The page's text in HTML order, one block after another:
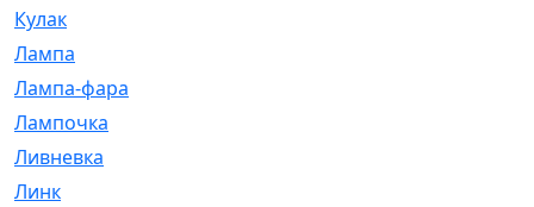
Кулак
Лампа
Лампа-фара
Лампочка
Ливневка
Линк